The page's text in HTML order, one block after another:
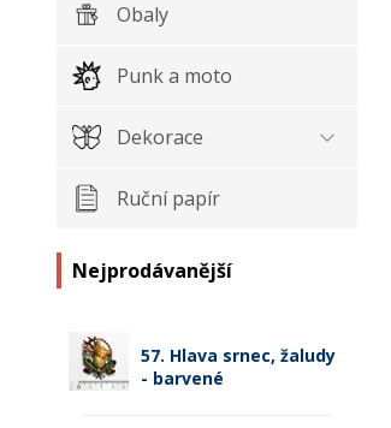
Obaly
Punk a moto
Dekorace
Ruční papír
Nejprodávanější
57. Hlava srnec, žaludy
- barvené